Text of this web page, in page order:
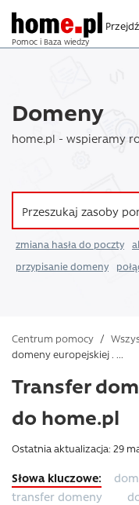
Pomoc i Baza wiedzy
Domeny
home.pl - wspieramy
zmiana hasła do poczty
przypisanie domeny
Centrum pomocy /
domeny europejskiej . ...
Transfer
do home.pl
Ostatnia aktualizacja: 29
transfer domeny